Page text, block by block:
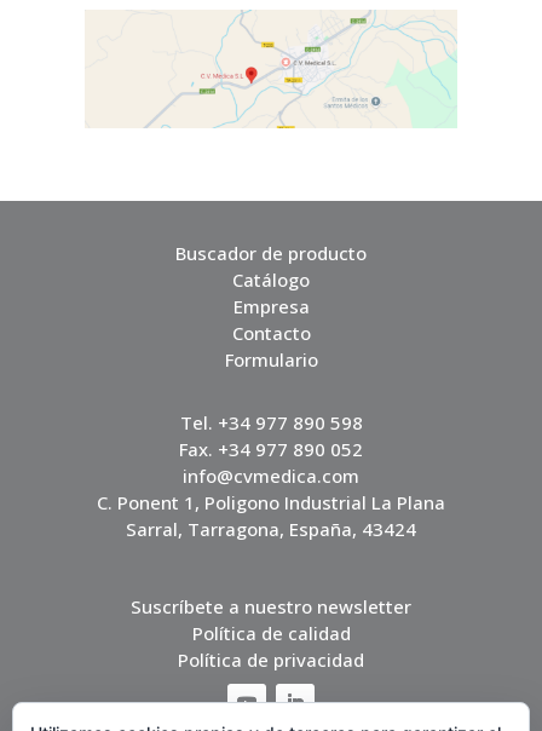
Buscador de producto
Catálogo
Empresa
Contacto
Formulario
Tel. +34 977 890 598
Fax. +34 977 890 052
info@cvmedica.com
C. Ponent 1, Poligono Industrial La Plana
Sarral, Tarragona, España, 43424
Suscríbete a nuestro newsletter
Política de calidad
Política de privacidad